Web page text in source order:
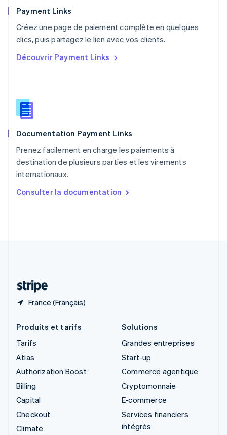
Payment Links
Créez une page de paiement complète en quelques
clics, puis partagez le lien avec vos clients.
Découvrir Payment Links
Documentation Payment Links
Prenez facilement en charge les paiements à
destination de plusieurs parties et les virements
internationaux.
Consulter la documentation
France (Français)
English
NederlandsEnglish
Pologne
Portugal
République tchèque
English
English
Royaume-Uni
Singapour
English简体中文
English
Produits et tarifs
Tarifs
Atlas
Authorization Boost
Billing
Capital
Checkout
Climate
Solutions
Grandes entreprises
Start-up
Commerce agentique
Cryptomonnaie
E-commerce
Services financiers
intégrés